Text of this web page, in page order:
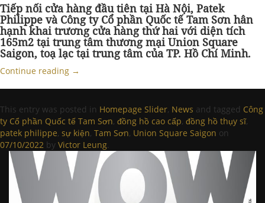
Tiếp nối cửa hàng đầu tiên tại Hà Nội, Patek
Philippe và Công ty Cổ phần Quốc tế Tam Sơn hân
hạnh khai trương cửa hàng thứ hai với diện tích
165m2 tại trung tâm thương mại Union Square
Saigon, toạ lạc tại trung tâm của TP. Hồ Chí Minh.
Continue reading →
This entry was posted in Homepage Slider, News and tagged Công
ty Cổ phần Quốc tế Tam Sơn, đồng hồ cao cấp, đồng hồ thụy sĩ,
patek philippe, sự kiện, Tam Sơn, Union Square Saigon on
07/10/2022 by Victor Leung.